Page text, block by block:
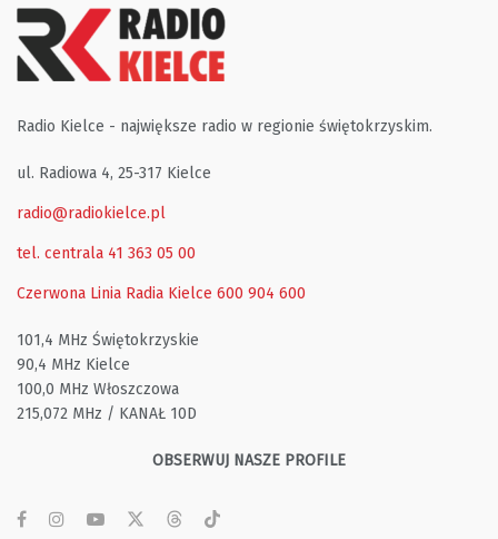
Radio Kielce - największe radio w regionie świętokrzyskim.
ul. Radiowa 4, 25-317 Kielce
radio@radiokielce.pl
tel. centrala 41 363 05 00
Czerwona Linia Radia Kielce 600 904 600
101,4 MHz Świętokrzyskie
90,4 MHz Kielce
100,0 MHz Włoszczowa
215,072 MHz / KANAŁ 10D
OBSERWUJ NASZE PROFILE